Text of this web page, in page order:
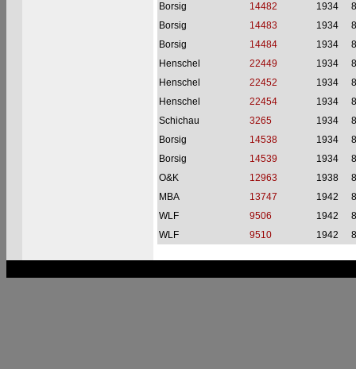
Borsig
14482 1934
Borsig
14483 1934
Borsig
14484 1934
Henschel
22449 1934
Henschel
22452 1934
Henschel
22454 1934
Schichau
3265 1934
Borsig
14538 1934
Borsig
14539 1934
O&K
12963 1938
MBA
13747 1942
WLF
9506 1942
WLF
9510 1942